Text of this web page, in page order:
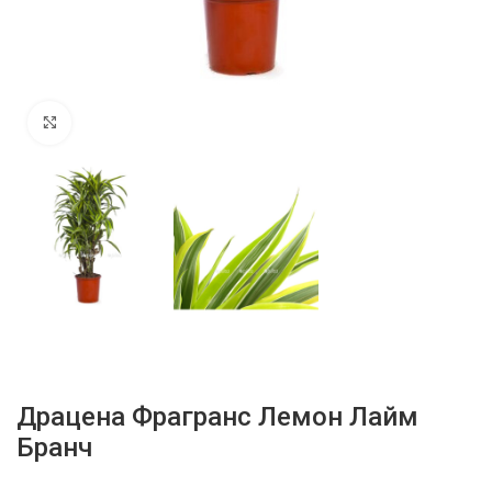
Драцена Фрагранс Лемон Лайм
Бранч